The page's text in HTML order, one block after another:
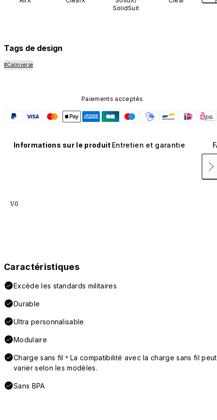
SolidSuit
Tags de design
#Calmverse
Paiements acceptés
Informations sur le produit Entretien et garantie
1/0
Caractéristiques
Excède les standards militaires
Durable
Ultra personnalisable
Modulaire
Charge sans fil＊La compatibilité avec la charge sans fil peut
varier selon les modèles.
Sans BPA